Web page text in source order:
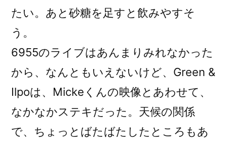
たい。あと砂糖を足すと飲みやすそ
う。
6955のライブはあんまりみれなかった
から、なんともいえないけど、Green &
Ilpoは、Mickeくんの映像とあわせて、
なかなかステキだった。天候の関係
で、ちょっとばたばたしたところもあ